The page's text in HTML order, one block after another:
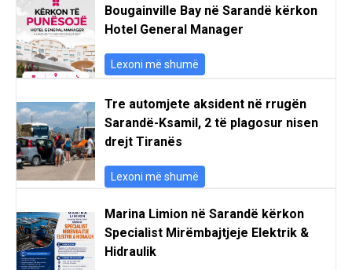
Bougainville Bay në Sarandë kërkon
Hotel General Manager
Lexoni më shumë
Tre automjete aksident në rrugën
Sarandë-Ksamil, 2 të plagosur nisen
drejt Tiranës
Lexoni më shumë
Marina Limion në Sarandë kërkon
Specialist Mirëmbajtjeje Elektrik &
Hidraulik